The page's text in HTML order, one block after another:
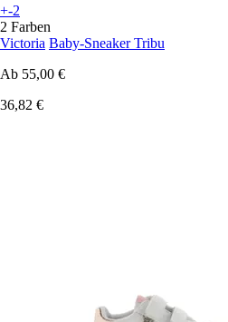
+-2
2 Farben
Victoria Baby-Sneaker Tribu
Ab 55,00 €
36,82 €